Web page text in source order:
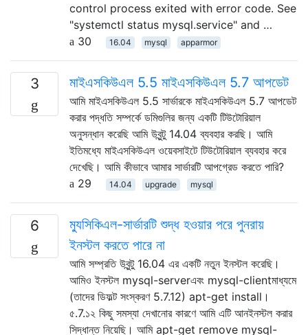
control process exited with error code. See
"systemctl status mysql.service" and …
30
16.04 mysql apparmor
3 মাইএসকিউএল 5.5 মাইএসকিউএল 5.7 আপডেট
আমি মাইএসকিউএল 5.5 সার্ভারকে মাইএসকিউএল 5.7 আপডেট
করার পদ্ধতি সম্পর্কে ডমিগুলির জন্য একটি টিউটোরিয়াল
অনুসন্ধান করেছি আমি উবুন্টু 14.04 ব্যবহার করছি। আমি
ইতিমধ্যে মাইএসকিউএল ওয়েবসাইটে টিউটোরিয়াল ব্যবহার করে
দেখেছি। আমি কীভাবে আমার সার্ভারটি আপগ্রেড করতে পারি?
29
14.04 upgrade mysql
6
ম্যুসিকিএল-সার্ভারটি শুদ্ধ হওয়ার পরে পুনরায়
ইনস্টল করতে পারে না
আমি সম্প্রতি উবুন্টু 16.04 এর একটি নতুন ইনস্টল করেছি।
আমিও ইনস্টল mysql-serverএবং mysql-clientমাধ্যমে
(তাদের ডিফল্ট সংস্করণ 5.7.12) apt-get install।
৫.7.১২ কিছু সমস্যা দেখানোর কারণে আমি এটি আনইনস্টল করার
সিদ্ধান্ত নিয়েছি। আমি apt-get remove mysql-